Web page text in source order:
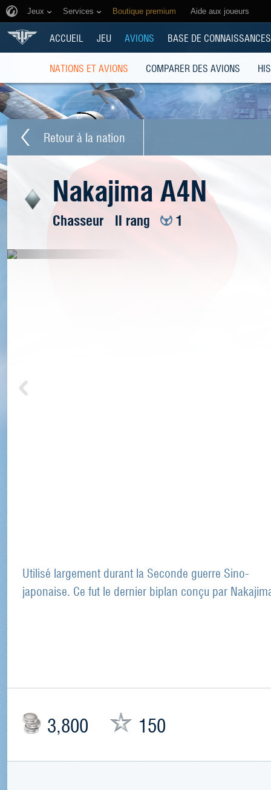
Jeux Services Boutique premium Aide aux joueurs
ACCUEIL JEU AVIONS BASE DE CONNAISSANCES
NATIONS ET AVIONS COMPARER DES AVIONS
Retour à la nation
Nakajima A4N
Chasseur II rang 1
Utilisé largement durant la Seconde guerre Sino-
japonaise. Ce fut le dernier biplan conçu par
3,800 150